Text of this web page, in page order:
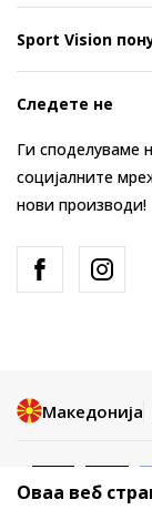
Sport Vision
Следете не
Ги споделуваме
социјалните
нови производи!
Македонија
Оваа веб